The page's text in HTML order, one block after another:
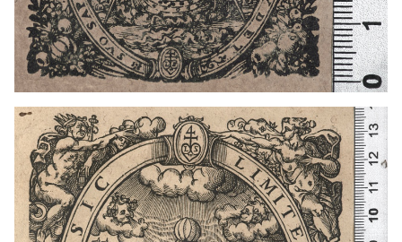
1594 - 1628 París (Francia)